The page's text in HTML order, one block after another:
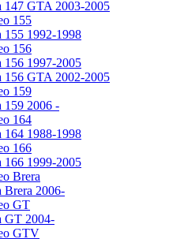
147 GTA 2003-2005
155
155 1992-1998
156
156 1997-2005
156 GTA 2002-2005
159
159 2006 -
164
164 1988-1998
166
166 1999-2005
Brera
Brera 2006-
GT
GT 2004-
GTV